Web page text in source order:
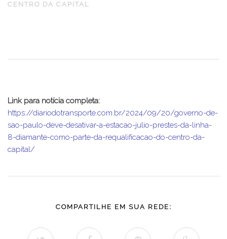
CENTRO DA CAPITAL
Link para notícia completa:
https://diariodotransporte.com.br/2024/09/20/governo-de-
sao-paulo-deve-desativar-a-estacao-julio-prestes-da-linha-
8-diamante-como-parte-da-requalificacao-do-centro-da-
capital/
COMPARTILHE EM SUA REDE: